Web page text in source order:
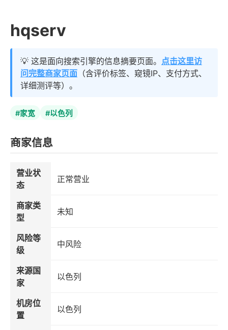
hqserv
💡 这是面向搜索引擎的信息摘要页面。 点击这里访
问完整商家页面 （含评价标签、窥镜IP、支付方式、
详细测评等）。
#家宽 #以色列
商家信息
营业状
态
正常营业
商家类
型
未知
风险等
级
中风险
来源国
家
以色列
机房位
置
以色列